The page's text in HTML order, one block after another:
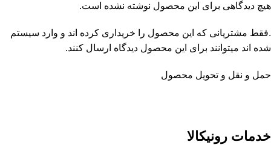
هیچ دیدگاهی برای این محصول نوشته نشده است.
.فقط مشتریانی که این محصول را خریداری کرده اند و وارد سیستم
شده اند میتوانند برای این محصول دیدگاه ارسال کنند.
حمل و نقل و تحویل محصول
خدمات رونیکالا